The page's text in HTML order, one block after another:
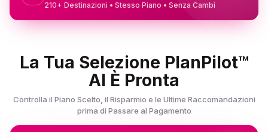
210+ Destinazioni • Stesso Piano • Senza Cambi
La Tua Selezione PlanPilot™
AI È Pronta
Controlla il Piano Scelto, il Risparmio e le Ultime Raccomandazioni
prima di Passare al Pagamento